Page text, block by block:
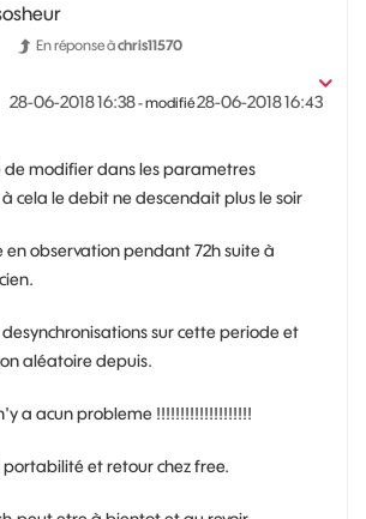
En réponse àchris11570
‎28-06-201816:38- modifié‎28-06-201816:43
de modifier dans les parametres
cela le debit ne descendait plus le soir
en observation pendant 72h suite à
sur cette periode et
aléatoire depuis.
a acun probleme !!!!!!!!!!!!!!!!!!!!
et retour chez free.